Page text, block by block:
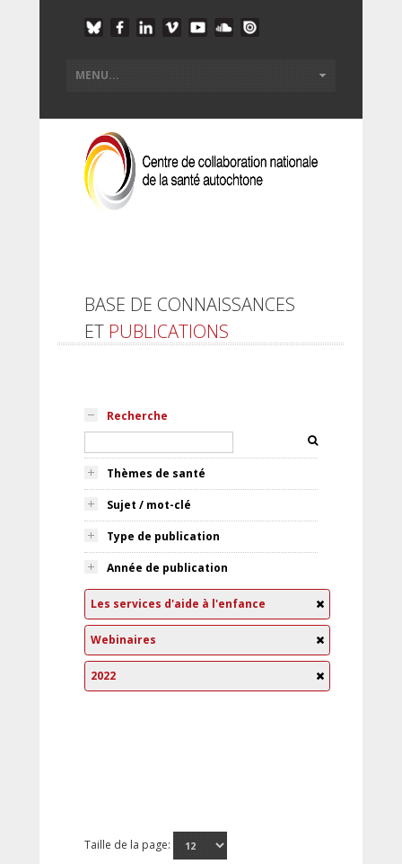
BASE DE CONNAISSANCES
ET PUBLICATIONS
Recherche
Thèmes de santé
Sujet / mot-clé
Type de publication
Année de publication
Les services d'aide à l'enfance
Webinaires
2022
Taille de la page: